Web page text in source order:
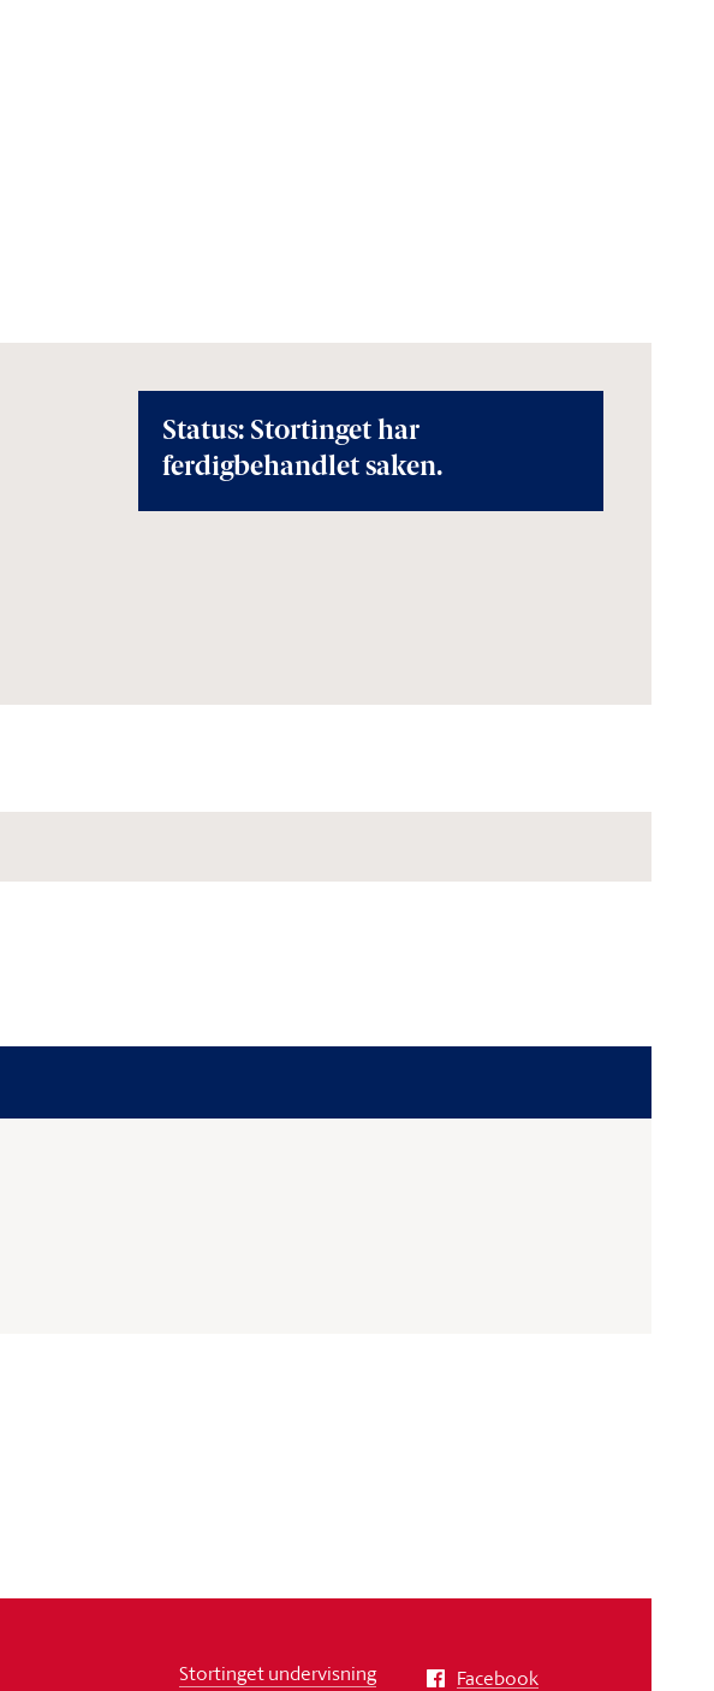
Status: Stortinget har
ferdigbehandlet saken.
Stortinget undervisning
Facebook